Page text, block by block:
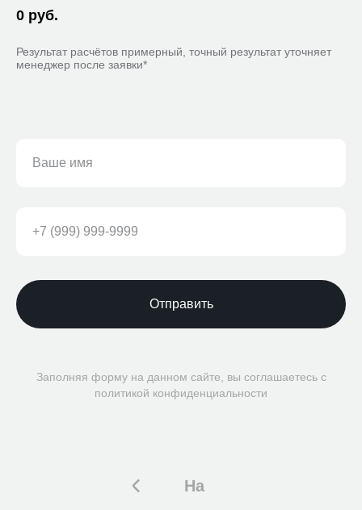
0 руб.
Результат расчётов примерный, точный результат уточняет
менеджер после заявки*
Отправить
Заполняя форму на данном сайте, вы соглашаетесь с
политикой конфиденциальности
На